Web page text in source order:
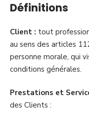
Définitions
Client : tout
au sens des articles
personne morale, qui
conditions générales.
Prestations et
des Clients :